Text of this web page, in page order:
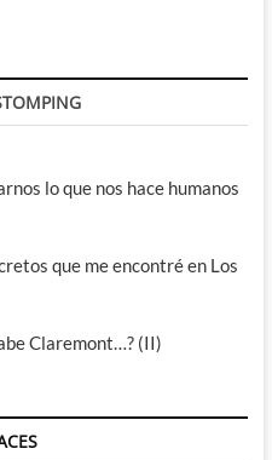
lo que nos hace humanos
que me encontré en Los
Claremont…? (II)